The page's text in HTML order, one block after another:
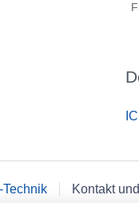
Kontakt